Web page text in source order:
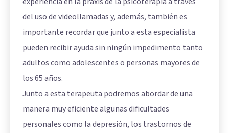
del uso de videollamadas y, además, también es
importante recordar que junto a esta especialista
pueden recibir ayuda sin ningún impedimento tanto
adultos como adolescentes o personas mayores de
los 65 años.
Junto a esta terapeuta podremos abordar de una
manera muy eficiente algunas dificultades
personales como la depresión, los trastornos de